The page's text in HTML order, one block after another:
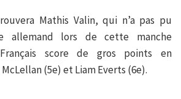
Mathis Valin, qui n’a pas pu
allemand lors de cette manche
score de gros points en
(5e) et Liam Everts (6e).